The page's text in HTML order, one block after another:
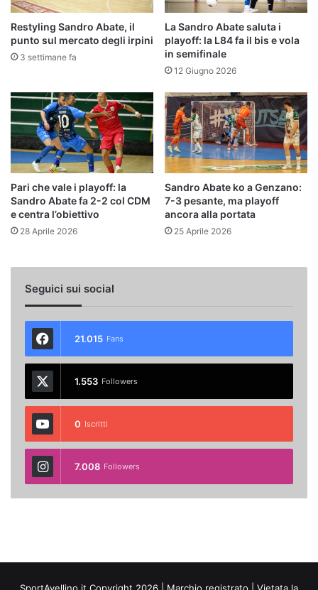
Restyling Sandro Abate, il
punto sul mercato degli irpini
3 settimane fa
La Sandro Abate saluta i
playoff: la L84 fa il bis e vola
in semifinale
12 Giugno 2026
Pari che vale i playoff: la
Sandro Abate fa 2-2 col CDM
e centra l’obiettivo
28 Aprile 2026
Sandro Abate ko a Genzano:
7-3 pesante, ma playoff
ancora alla portata
25 Aprile 2026
Seguici sui social
21.015 Fans
1.553 Followers
0 Iscritti
7.008 Followers